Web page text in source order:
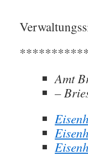
Amt
–